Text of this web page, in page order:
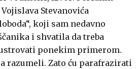
Stevanovića
koji sam nedavno
i shvatila da treba
ponekim primerom.
razumeli. Zato ću parafrazirati